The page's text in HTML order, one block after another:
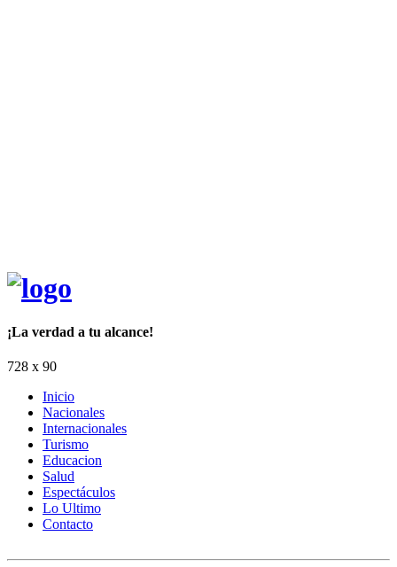
¡La verdad a tu alcance!
728 x 90
Inicio
Nacionales
Internacionales
Turismo
Educacion
Salud
Espectáculos
Lo Ultimo
Contacto